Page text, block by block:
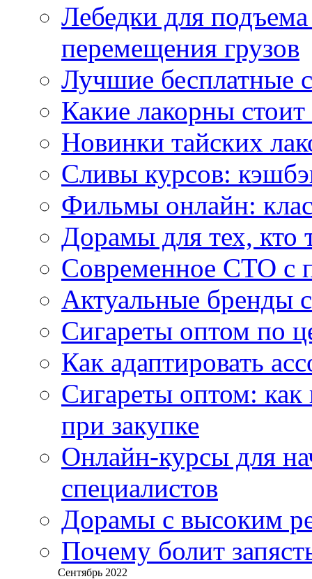
Лебедки для
перемещения грузов
Лучшие бесплатные
Какие лакорны стоит
Новинки тайских
Сливы курсов:
Фильмы онлайн:
Дорамы для тех, кто
Современное СТО с
Актуальные бренды
Сигареты оптом по
Как адаптировать
Сигареты оптом:
при закупке
Онлайн-курсы для
специалистов
Дорамы с высоким
Почему болит
Сентябрь 2022